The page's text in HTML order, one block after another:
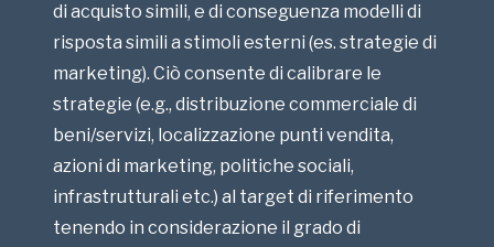
di acquisto simili, e di conseguenza modelli di
risposta simili a stimoli esterni (es. strategie di
marketing). Ciò consente di calibrare le
strategie (e.g., distribuzione commerciale di
beni/servizi, localizzazione punti vendita,
azioni di marketing, politiche sociali,
infrastrutturali etc.) al target di riferimento
tenendo in considerazione il grado di